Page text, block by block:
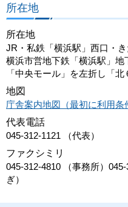
所在地
所在地
JR・私鉄「横浜駅」西口・
横浜市営地下鉄「横浜駅」地
「中央モール」を左折し「
地図
庁舎案内地図（最初に利用条
代表電話
045-312-1121 （代表）
ファクシミリ
045-312-4810 （事務所）
ぎ）